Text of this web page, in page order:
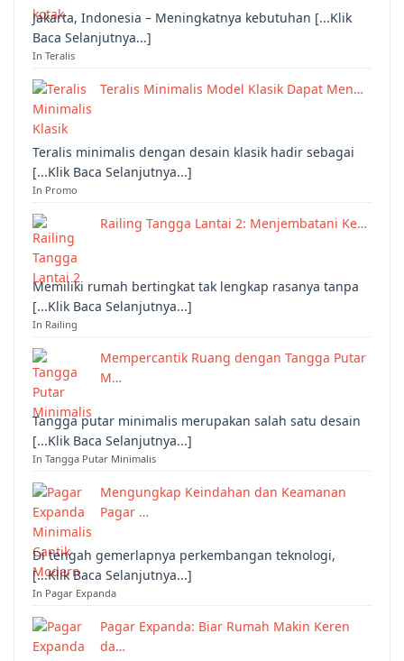
Jakarta, Indonesia – Meningkatnya kebutuhan [...Klik
Baca Selanjutnya...]
In Teralis
Teralis Minimalis Model Klasik Dapat Men…
Teralis minimalis dengan desain klasik hadir sebagai
[...Klik Baca Selanjutnya...]
In Promo
Railing Tangga Lantai 2: Menjembatani Ke…
Memiliki rumah bertingkat tak lengkap rasanya tanpa
[...Klik Baca Selanjutnya...]
In Railing
Mempercantik Ruang dengan Tangga Putar
M…
Tangga putar minimalis merupakan salah satu desain
[...Klik Baca Selanjutnya...]
In Tangga Putar Minimalis
Mengungkap Keindahan dan Keamanan
Pagar …
Di tengah gemerlapnya perkembangan teknologi,
[...Klik Baca Selanjutnya...]
In Pagar Expanda
Pagar Expanda: Biar Rumah Makin Keren
da…